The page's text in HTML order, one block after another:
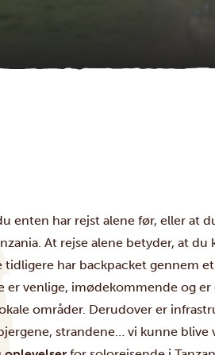
enten har rejst alene før, eller at
At rejse alene betyder, at du
har backpacket gennem
er venlige, imødekommende og
områder. Derudover er
strandene… vi kunne blive